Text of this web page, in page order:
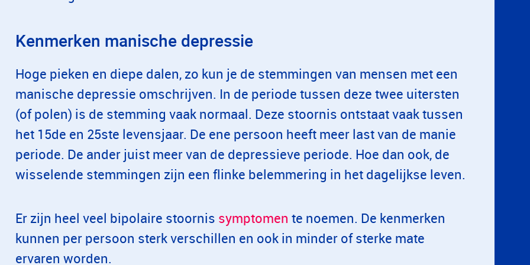
Kenmerken manische depressie
Hoge pieken en diepe dalen, zo kun je de stemmingen van mensen met een
manische depressie omschrijven. In de periode tussen deze twee uitersten
(of polen) is de stemming vaak normaal. Deze stoornis ontstaat vaak tussen
het 15de en 25ste levensjaar. De ene persoon heeft meer last van de manie
periode. De ander juist meer van de depressieve periode. Hoe dan ook, de
wisselende stemmingen zijn een flinke belemmering in het dagelijkse leven.
Er zijn heel veel bipolaire stoornis symptomen te noemen. De kenmerken
kunnen per persoon sterk verschillen en ook in minder of sterke mate
ervaren worden.